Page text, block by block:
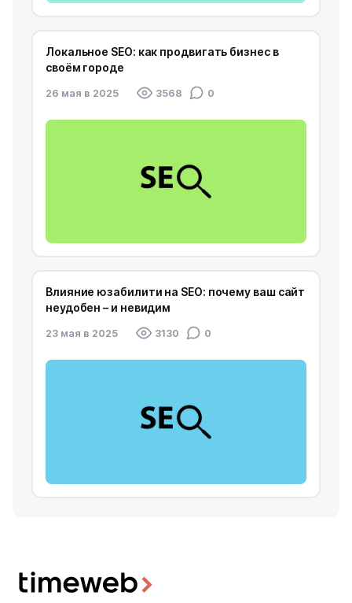
Локальное SEO: как продвигать бизнес в
своём городе
26 мая в 2025 3568 0
Влияние юзабилити на SEO: почему ваш сайт
неудобен – и невидим
23 мая в 2025 3130 0